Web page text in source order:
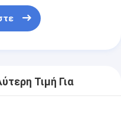
Τιμή Για